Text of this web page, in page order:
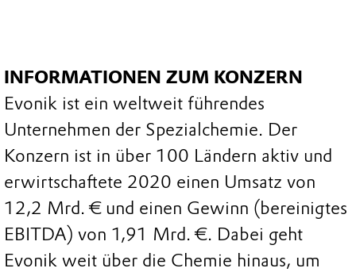
INFORMATIONEN ZUM KONZERN
Evonik ist ein weltweit führendes
Unternehmen der Spezialchemie. Der
Konzern ist in über 100 Ländern aktiv und
erwirtschaftete 2020 einen Umsatz von
12,2 Mrd. € und einen Gewinn (bereinigtes
EBITDA) von 1,91 Mrd. €. Dabei geht
Evonik weit über die Chemie hinaus, um